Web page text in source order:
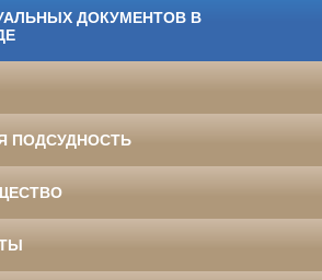
ДОКУМЕНТОВ В
ПОДСУДНОСТЬ